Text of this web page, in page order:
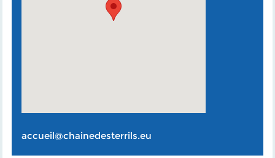
accueil@chainedesterrils.eu